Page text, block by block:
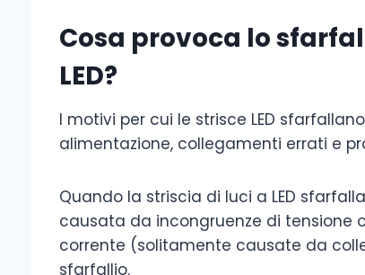
Cosa provoca lo
LED?
I motivi per cui le strisce LED
alimentazione, collegamenti errati e
Quando la striscia di luci a LED
causata da incongruenze di tensione
corrente (solitamente causate da
sfarfallio.